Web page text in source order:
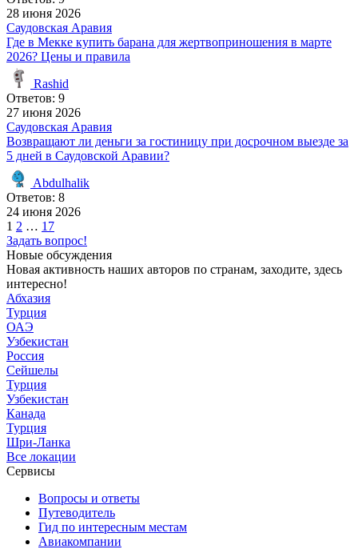
28 июня 2026
Саудовская Аравия
Где в Мекке купить барана для жертвоприношения в марте
2026? Цены и правила
Rashid
Ответов: 9
27 июня 2026
Саудовская Аравия
Возвращают ли деньги за гостиницу при досрочном выезде за
5 дней в Саудовской Аравии?
Abdulhalik
Ответов: 8
24 июня 2026
Пагинация
записей
1 2 … 17
Задать вопрос!
Новые обсуждения
Новая активность наших авторов по странам, заходите, здесь
интересно!
Абхазия
Турция
ОАЭ
Узбекистан
Россия
Сейшелы
Турция
Узбекистан
Канада
Турция
Шри-Ланка
Все локации
Сервисы
Вопросы и ответы
Путеводитель
Гид по интересным местам
Авиакомпании